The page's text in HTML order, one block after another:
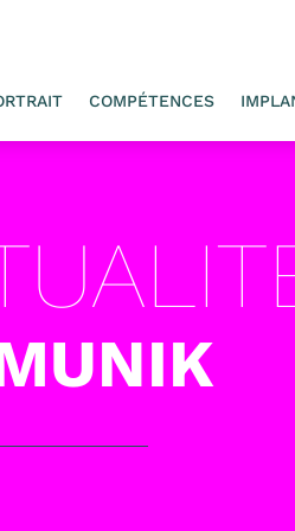
COMPÉTENCES